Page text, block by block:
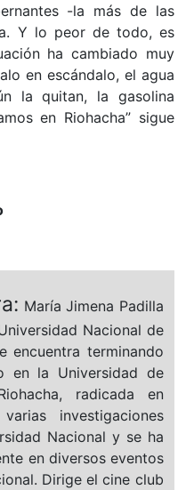
-la más de las
Y lo peor de todo, es
ha cambiado muy
en escándalo, el agua
la quitan, la gasolina
en Riohacha” sigue
María Jimena Padilla
Nacional de
encuentra terminando
en la Universidad de
radicada en
investigaciones
Nacional y se ha
en diversos eventos
Dirige el cine club